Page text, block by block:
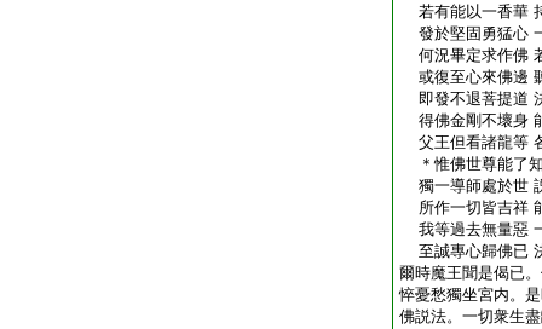
若有能以一香華
發於堅固勇猛心
何況畢定求作佛
或復至心來佛邊
即發不退菩提道
得佛金剛不壞身
父王但看諸龍等
＊惟佛世尊能了
獨一導師處於世
所作一切皆吉祥
我等過去無量惡
至誠專心歸佛已
爾時魔王聞是偈已
悴憂愁獨坐宮内。
佛説法。一切衆生